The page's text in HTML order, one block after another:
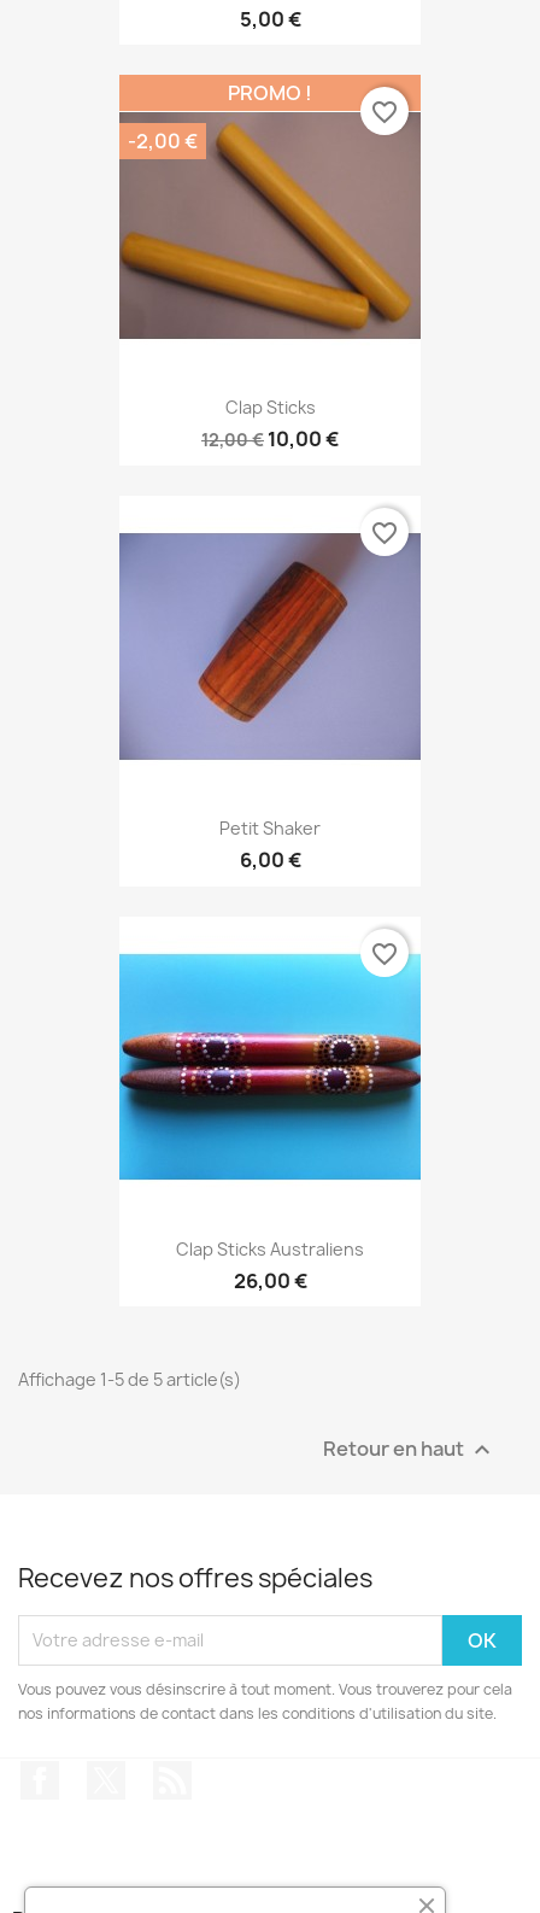
5,00 €
Clap Sticks
12,00 € 10,00 €
PROMO !
-2,00 €
favorite_border
Petit Shaker
6,00 €
favorite_border
Clap Sticks Australiens
26,00 €
favorite_border
Affichage 1-5 de 5 article(s)
Retour en haut 
Recevez nos offres spéciales
Vous pouvez vous désinscrire à tout moment. Vous trouverez pour cela
nos informations de contact dans les conditions d'utilisation du site.